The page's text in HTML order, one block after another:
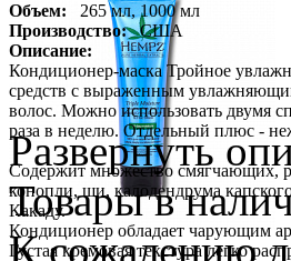
Объем:
265 мл, 1000 мл
Производство:
США
Описание:
Кондиционер-маска Тройное
средств с выраженным
волос. Можно использовать двумя
раза в неделю. Отдельный плюс -
Содержит множество смягчающих,
конопли, ши, калодендрума
Какаду.
Кондиционер обладает чарующим
Густая кремовая текстура легко
Развернуть
Товары в
К сожалению